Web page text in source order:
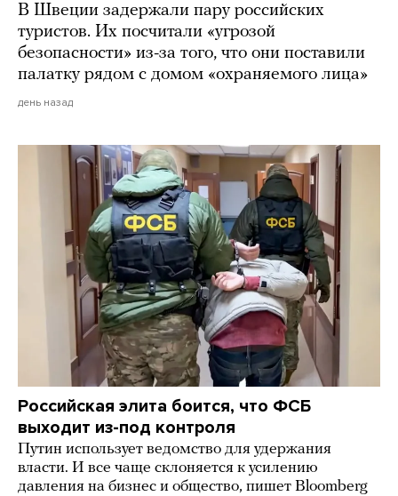
В Швеции задержали пару российских
туристов. Их посчитали «угрозой
безопасности» из-за того, что они поставили
палатку рядом с домом «охраняемого лица»
день назад
Российская элита боится, что ФСБ
выходит из-под контроля
Путин использует ведомство для удержания
власти. И все чаще склоняется к усилению
давления на бизнес и общество, пишет Bloomberg